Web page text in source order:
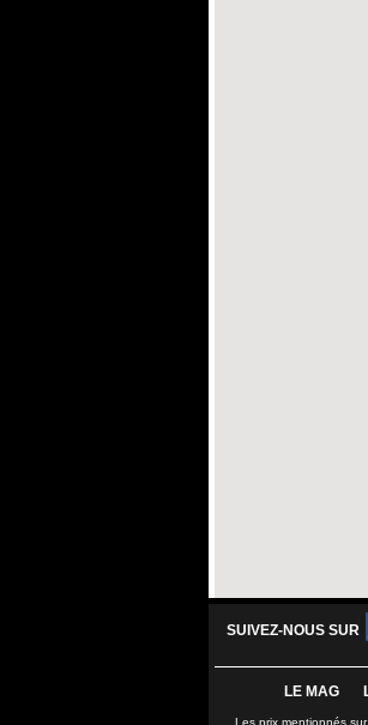
SUIVEZ-NOUS SUR
LE MAG
Les prix mentionnés